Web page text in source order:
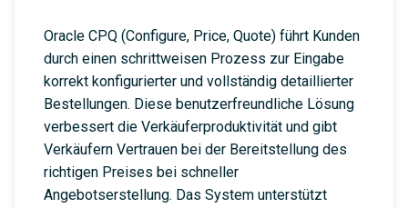
Oracle CPQ (Configure, Price, Quote) führt Kunden
durch einen schrittweisen Prozess zur Eingabe
korrekt konfigurierter und vollständig detaillierter
Bestellungen. Diese benutzerfreundliche Lösung
verbessert die Verkäuferproduktivität und gibt
Verkäufern Vertrauen bei der Bereitstellung des
richtigen Preises bei schneller
Angebotserstellung. Das System unterstützt